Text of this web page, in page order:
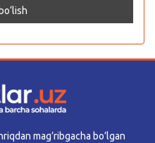
mag’ribgacha bo’lgan